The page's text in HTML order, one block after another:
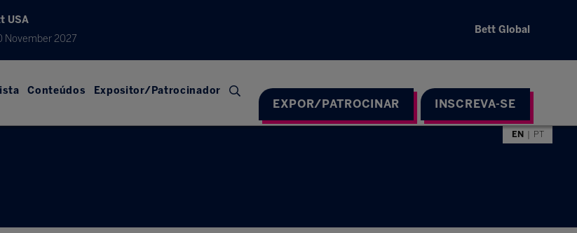
USA
November 2027
Bett Global
Conteúdos Expositor/Patrocinador
EXPOR/PATROCINAR INSCREVA-SE
EN PT